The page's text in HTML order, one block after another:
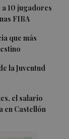
a 10 jugadores
FIBA
que más
la Juventud
el salario
en Castellón